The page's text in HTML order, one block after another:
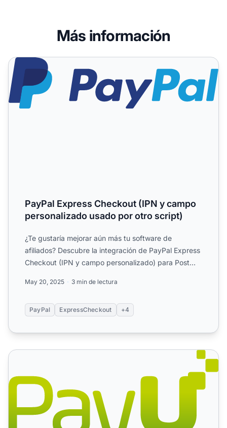
Más información
PayPal Express Checkout (IPN y campo personalizado
PayPal Express Checkout (IPN y campo
personalizado usado por otro script)
¿Te gustaría mejorar aún más tu software de
afiliados? Descubre la integración de PayPal Express
Checkout (IPN y campo personalizado) para Post
May 20, 2025 3 min de lectura
PayPal ExpressCheckout +4
PayU (PagosOnline)